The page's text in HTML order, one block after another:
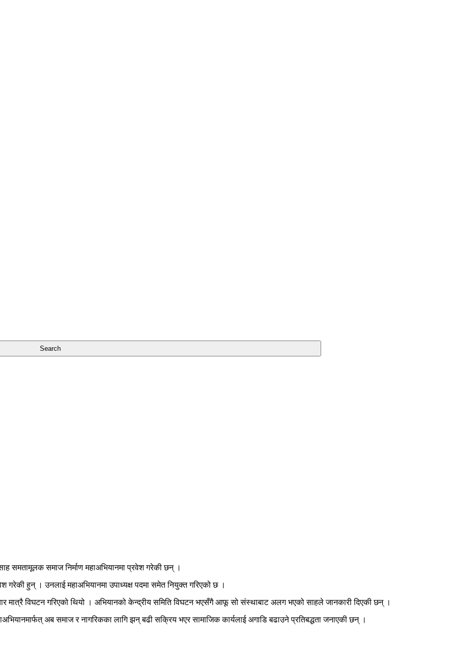
समतामूलक समाज निर्माण महाअभियानमा प्रवेश गरेकी छन् ।
गरेकी हुन् । उनलाई महाअभियानमा उपाध्यक्ष पदमा समेत नियुक्त गरिएको छ ।
मात्रै विघटन गरिएको थियो । अभियानको केन्द्रीय समिति विघटन भएसँगै आफू सो संस्थाबाट अलग भएको साहले जानकारी दिएकी छन् ।
अब समाज र नागरिकका लागि झन् बढी सक्रिय भएर सामाजिक कार्यलाई अगाडि बढाउने प्रतिबद्धता जनाएकी छन् ।